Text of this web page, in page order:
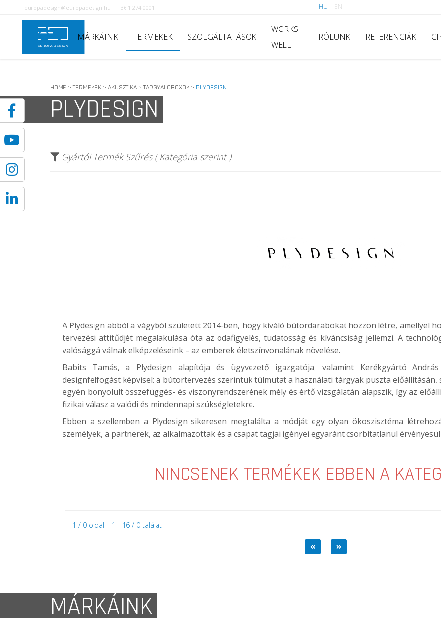
europadesign@europadesign.hu | +36 1 274 0001 HU EN
MÁRKÁINK TERMÉKEK SZOLGÁLTATÁSOK
WORKS
WELL
RÓLUNK REFERENCIÁK
HOME > TERMEKEK > AKUSZTIKA > TARGYALOBOXOK > PLYDESIGN
PLYDESIGN
Gyártói Termék Szűrés ( Kategória szerint )
A Plydesign abból a vágyból született 2014-ben, hogy kiváló bútordarabokat hozzon létre, amellyel
tervezési attitűdjét megalakulása óta az odafigyelés, tudatosság és kíváncsiság jellemzi. A
valósággá válnak elképzeléseink – az emberek életszínvonalának növelése.
Babits Tamás, a Plydesign alapítója és ügyvezető igazgatója, valamint Kerékgyártó
designfelfogást képvisel: a bútortervezés szerintük túlmutat a használati tárgyak puszta előállításán,
egyén bonyolult összefüggés- és viszonyrendszerének mély és értő vizsgálatán alapszik, így az
fizikai válasz a valódi és mindennapi szükségletekre.
Ebben a szellemben a Plydesign sikeresen megtalálta a módját egy olyan ökoszisztéma
személyek, a partnerek, az alkalmazottak és a csapat tagjai igényei egyaránt csorbítatlanul
NINCSENEK TERMÉKEK EBBEN A
1 / 0 oldal | 1 - 16 / 0 találat
MÁRKÁINK